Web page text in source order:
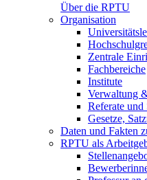
Über die RPTU
Organisation
Zentrale
Fachbereiche
Institute
Verwaltung
Referate und
Gesetze,
Daten und Fakten
RPTU als